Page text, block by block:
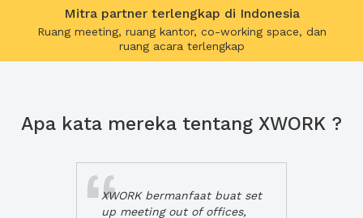
Mitra partner terlengkap di Indonesia
Ruang meeting, ruang kantor, co-working space, dan
ruang acara terlengkap
Apa kata mereka tentang XWORK ?
XWORK bermanfaat buat set
up meeting out of offices,